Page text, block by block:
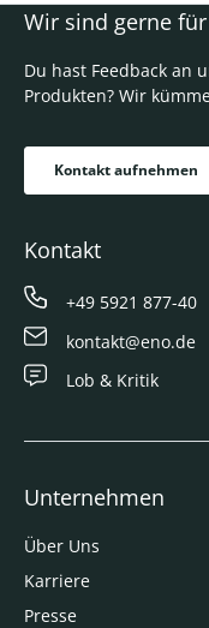
Wir sind gerne
Du hast Feedback an
Produkten? Wir
Kontakt aufnehmen
Kontakt
+49 5921 877-40
kontakt@eno.de
Lob & Kritik
Unternehmen
Über Uns
Karriere
Presse